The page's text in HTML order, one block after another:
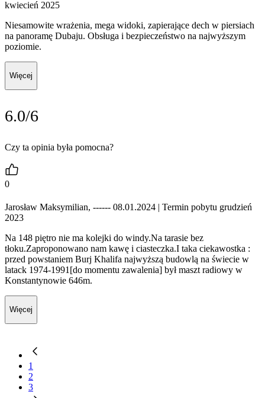
kwiecień 2025
Niesamowite wrażenia, mega widoki, zapierające dech w piersiach
na panoramę Dubaju. Obsługa i bezpieczeństwo na najwyższym
poziomie.
Więcej
6.0/6
Czy ta opinia była pomocna?
0
Jarosław Maksymilian, ------ 08.01.2024 | Termin pobytu grudzień
2023
Na 148 piętro nie ma kolejki do windy.Na tarasie bez
tłoku.Zaproponowano nam kawę i ciasteczka.I taka ciekawostka :
przed powstaniem Burj Khalifa najwyższą budowlą na świecie w
latack 1974-1991[do momentu zawalenia] był maszt radiowy w
Konstantynowie 646m.
Więcej
1
2
3